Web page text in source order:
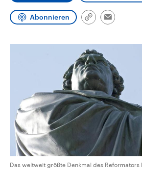
Abonnieren
Link
Email
Das weltweit größte Denkmal des Reformators